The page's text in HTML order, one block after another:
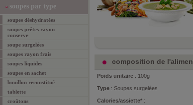
soupes par type
soupes déshydratées
soupes prêtes rayon
conserve
soupe surgelées
soupes rayon frais
soupes liquides
soupes en sachet
bouillon reconstitué
tablette
croûtons
composition de
Poids unitaire : 100g
Type : Soupes surgelées
Calories/assiette* :